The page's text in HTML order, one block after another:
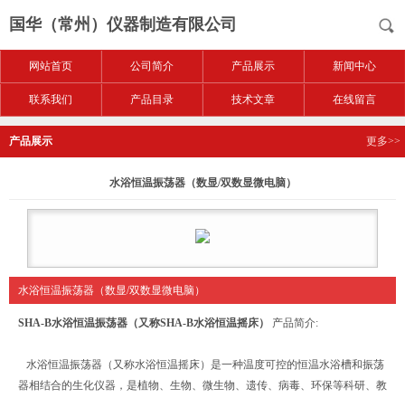
国华（常州）仪器制造有限公司
网站首页 公司简介 产品展示 新闻中心
联系我们 产品目录 技术文章 在线留言
产品展示 更多>>
水浴恒温振荡器（数显/双数显微电脑）
水浴恒温振荡器（数显/双数显微电脑）
SHA-B水浴恒温振荡器（又称SHA-B水浴恒温摇床） 产品简介:
水浴恒温振荡器（又称水浴恒温摇床）是一种温度可控的恒温水浴槽和振荡
器相结合的生化仪器，是植物、生物、微生物、遗传、病毒、环保等科研、教